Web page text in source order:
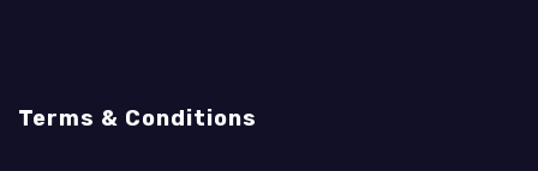
Terms & Conditions